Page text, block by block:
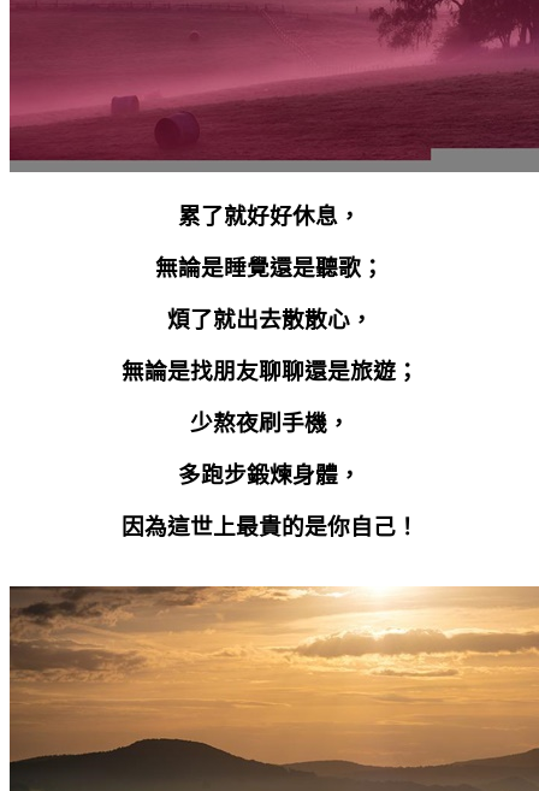
累了就好好休息，
無論是睡覺還是聽歌；
煩了就出去散散心，
無論是找朋友聊聊還是旅遊；
少熬夜刷手機，
多跑步鍛煉身體，
因為這世上最貴的是你自己！